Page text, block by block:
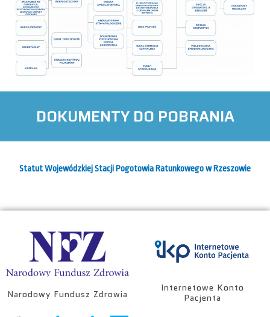
DOKUMENTY DO POBRANIA
Statut Wojewódzkiej Stacji Pogotowia Ratunkowego w Rzeszowie
Narodowy Fundusz Zdrowia
Internetowe Konto
Pacjenta